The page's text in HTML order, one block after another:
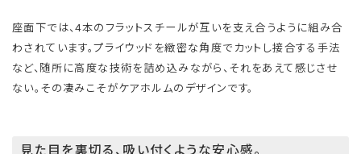
座面下では、4本のフラットスチールが互いを支え合うように組み合
わされています。プライウッドを緻密な角度でカットし接合する手法
など、随所に高度な技術を詰め込みながら、それをあえて感じさせ
ない。その凄みこそがケアホルムのデザインです。
見た目を裏切る、吸い付くような安心感。